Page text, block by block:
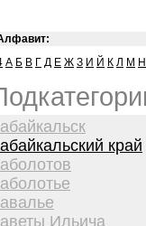
А Б В Г Д Е Ж З И Й К Л М Н
край
Ильича